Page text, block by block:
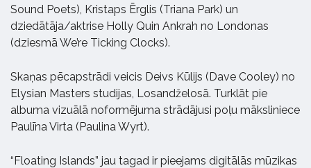
Sound Poets), Kristaps Ērglis (Triana Park) un
dziedātāja/aktrise Holly Quin Ankrah no Londonas
(dziesmā We’re Ticking Clocks).
Skaņas pēcapstrādi veicis Deivs Kūlijs (Dave Cooley) no
Elysian Masters studijas, Losandželosā. Turklāt pie
albuma vizuālā noformējuma strādājusi poļu māksliniece
Paulīna Virta (Paulina Wyrt).
“Floating Islands” jau tagad ir pieejams digitālās mūzikas